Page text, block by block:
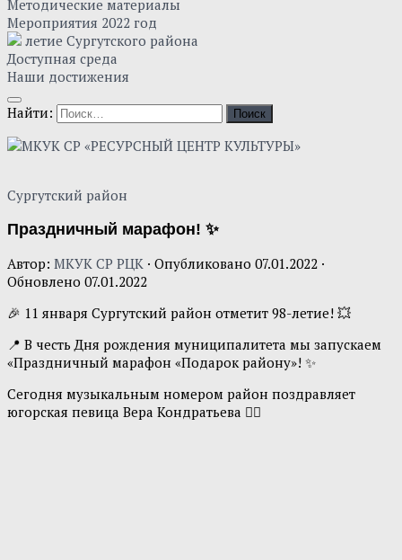
Методические материалы
Мероприятия 2022 год
летие Сургутского района
Доступная среда
Наши достижения
Найти:
Сургутский район
Праздничный марафон! ✨
Автор: МКУК СР РЦК · Опубликовано 07.01.2022 ·
Обновлено 07.01.2022
🎉 11 января Сургутский район отметит 98-летие! 💥
📍 В честь Дня рождения муниципалитета мы запускаем
«Праздничный марафон «Подарок району»! ✨
Сегодня музыкальным номером район поздравляет
югорская певица Вера Кондратьева 👇🏻